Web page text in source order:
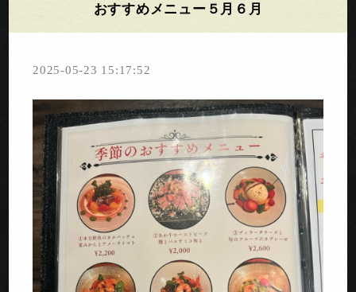
おすすめメニュー５月６月
2025-05-23 15:17:52